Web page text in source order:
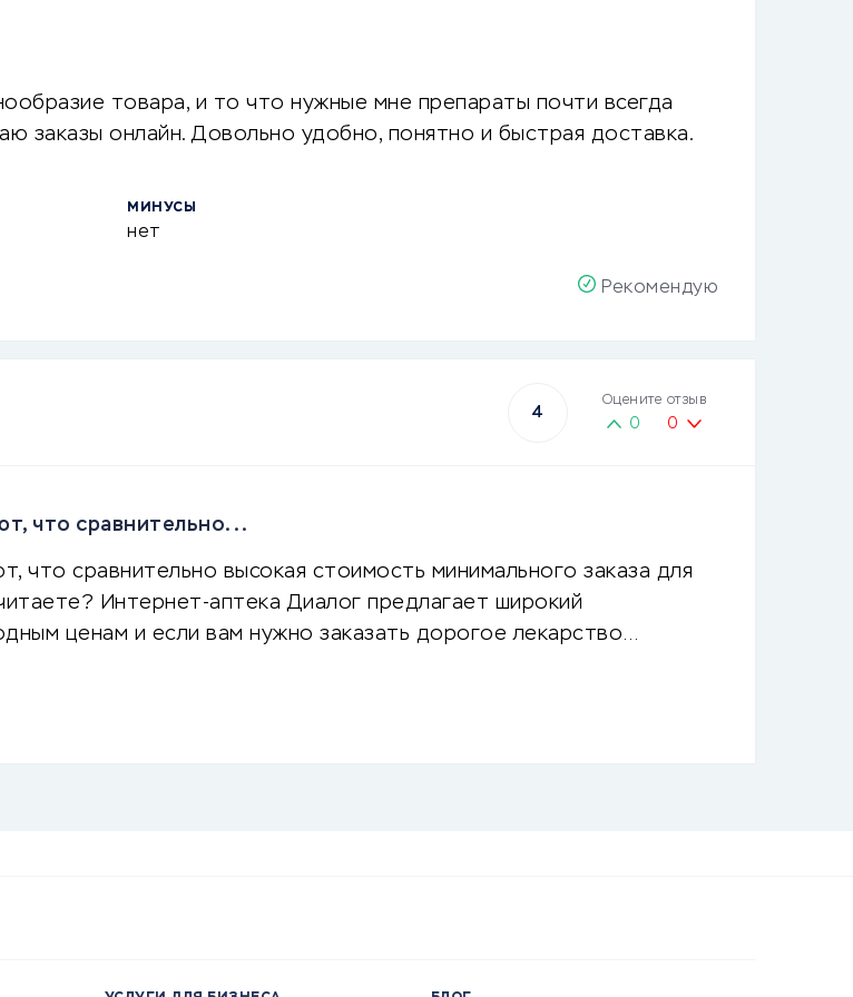
товара, и то что нужные мне препараты почти всегда
заказы онлайн. Довольно удобно, понятно и быстрая доставка.
МИНУСЫ
нет
Рекомендую
4
Оцените отзыв
0 0
что сравнительно...
что сравнительно высокая стоимость минимального заказа для
Интернет-аптека Диалог предлагает широкий
ценам и если вам нужно заказать дорогое лекарство…